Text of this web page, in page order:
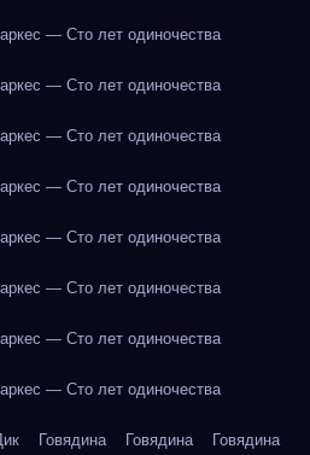
— Сто лет одиночества
— Сто лет одиночества
— Сто лет одиночества
— Сто лет одиночества
— Сто лет одиночества
— Сто лет одиночества
— Сто лет одиночества
— Сто лет одиночества
Говядина Говядина Говядина